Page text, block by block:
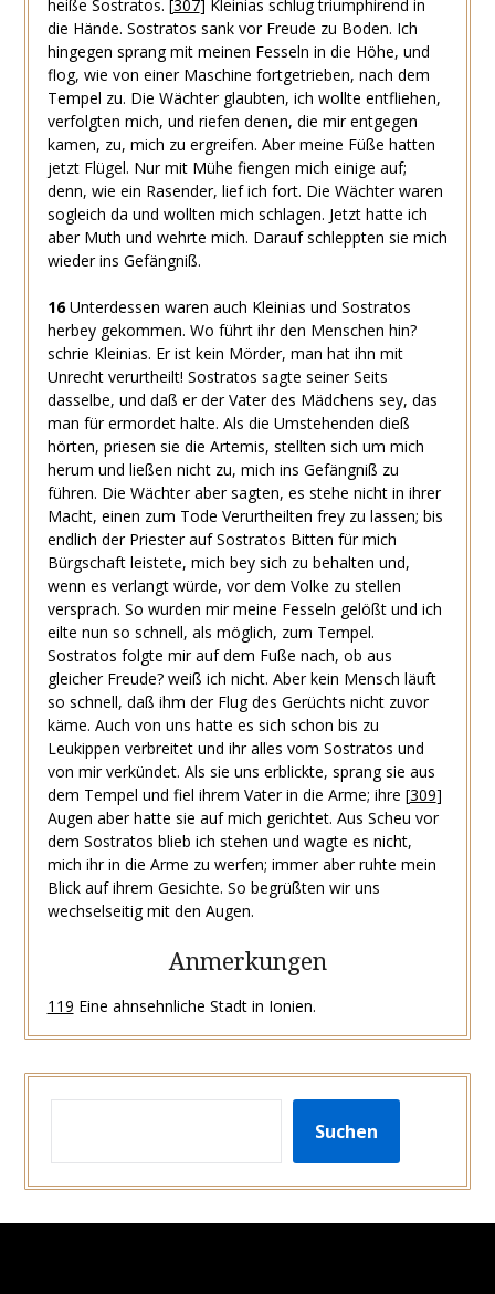
heiße Sostratos. [307] Kleinias schlug triumphirend in
die Hände. Sostratos sank vor Freude zu Boden. Ich
hingegen sprang mit meinen Fesseln in die Höhe, und
flog, wie von einer Maschine fortgetrieben, nach dem
Tempel zu. Die Wächter glaubten, ich wollte entfliehen,
verfolgten mich, und riefen denen, die mir entgegen
kamen, zu, mich zu ergreifen. Aber meine Füße hatten
jetzt Flügel. Nur mit Mühe fiengen mich einige auf;
denn, wie ein Rasender, lief ich fort. Die Wächter waren
sogleich da und wollten mich schlagen. Jetzt hatte ich
aber Muth und wehrte mich. Darauf schleppten sie mich
wieder ins Gefängniß.
16Unterdessen waren auch Kleinias und Sostratos
herbey gekommen. Wo führt ihr den Menschen hin?
schrie Kleinias. Er ist kein Mörder, man hat ihn mit
Unrecht verurtheilt! Sostratos sagte seiner Seits
dasselbe, und daß er der Vater des Mädchens sey, das
man für ermordet halte. Als die Umstehenden dieß
hörten, priesen sie die Artemis, stellten sich um mich
herum und ließen nicht zu, mich ins Gefängniß zu
führen. Die Wächter aber sagten, es stehe nicht in ihrer
Macht, einen zum Tode Verurtheilten frey zu lassen; bis
endlich der Priester auf Sostratos Bitten für mich
Bürgschaft leistete, mich bey sich zu behalten und,
wenn es verlangt würde, vor dem Volke zu stellen
versprach. So wurden mir meine Fesseln gelößt und ich
eilte nun so schnell, als möglich, zum Tempel.
Sostratos folgte mir auf dem Fuße nach, ob aus
gleicher Freude? weiß ich nicht. Aber kein Mensch läuft
so schnell, daß ihm der Flug des Gerüchts nicht zuvor
käme. Auch von uns hatte es sich schon bis zu
Leukippen verbreitet und ihr alles vom Sostratos und
von mir verkündet. Als sie uns erblickte, sprang sie aus
dem Tempel und fiel ihrem Vater in die Arme; ihre [309]
Augen aber hatte sie auf mich gerichtet. Aus Scheu vor
dem Sostratos blieb ich stehen und wagte es nicht,
mich ihr in die Arme zu werfen; immer aber ruhte mein
Blick auf ihrem Gesichte. So begrüßten wir uns
wechselseitig mit den Augen.
Anmerkungen
119 Eine ahnsehnliche Stadt in Ionien.
Suchen